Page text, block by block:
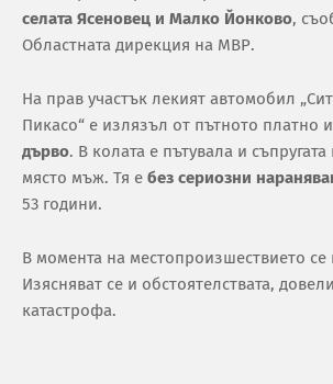
селата Ясеновец и Малко Йонково,
Областната дирекция на МВР.
На прав участък лекият автомобил
Пикасо“ е излязъл от пътното платно и
дърво. В колата е пътувала и
място мъж. Тя е без сериозни
53 години.
В момента на местопроизшествието
Изясняват се и обстоятелствата,
катастрофа.